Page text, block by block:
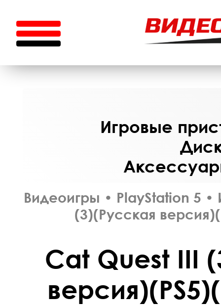
Игровые
Видеоигры • PlayStation 5 •
(3)(Русская
Cat Quest III